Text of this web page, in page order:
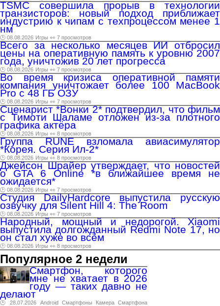
TSMC совершила прорыв в технологии
транзисторов: новый подход приближает
индустрию к чипам с техпроцессом менее 1
нм
🕑 08.08.2026 Игры 👀 7 просмотров
Всего за несколько месяцев ИИ отбросил
цены на оперативную память к уровню 2007
года, уничтожив 20 лет прогресса
🕑 08.08.2026 Игры 👀 7 просмотров
Во время кризиса оперативной памяти
компания уничтожает более 100 MacBook
Pro с 48 ГБ ОЗУ
🕑 08.08.2026 Игры 👀 7 просмотров
Сценарист *Вонки 2* подтвердил, что фильм
с Тимоти Шаламе отложен из-за плотного
графика актёра
🕑 08.08.2026 Игры 👀 8 просмотров
Группа RUNE взломала авиасимулятор
*Корея. Серия Ил-2*
🕑 08.08.2026 Игры 👀 8 просмотров
Джейсон Шрайер утверждает, что новостей
о GTA 6 Online *в ближайшее время не
ожидается*
🕑 08.08.2026 Игры 👀 7 просмотров
Студия DailyHardcore выпустила русскую
озвучку для Silent Hill 4: The Room
🕑 08.08.2026 Игры 👀 7 просмотров
Народный, мощный и недорогой. Xiaomi
выпустила долгожданный Redmi Note 17, но
он стал хуже во всём
🕑 08.08.2026 Игры 👀 8 просмотров
Популярное 2 недели
Смартфон, которого
мне не хватает в 2026
году — таких давно не
делают
🕑 28.07.2026 Android Смартфоны Камера Смартфона